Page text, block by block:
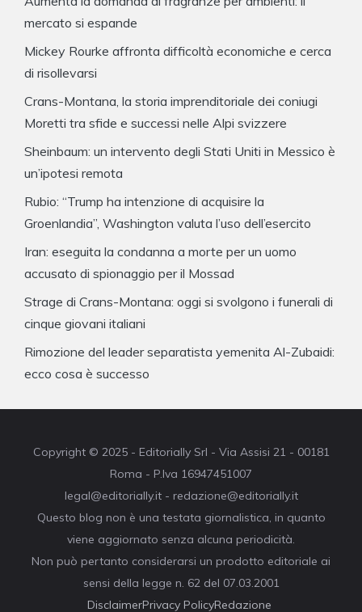
mercato si espande
Mickey Rourke affronta difficoltà economiche e cerca
di risollevarsi
Crans-Montana, la storia imprenditoriale dei coniugi
Moretti tra sfide e successi nelle Alpi svizzere
Sheinbaum: un intervento degli Stati Uniti in Messico è
un’ipotesi remota
Rubio: “Trump ha intenzione di acquisire la
Groenlandia”, Washington valuta l’uso dell’esercito
Iran: eseguita la condanna a morte per un uomo
accusato di spionaggio per il Mossad
Strage di Crans-Montana: oggi si svolgono i funerali di
cinque giovani italiani
Rimozione del leader separatista yemenita Al-Zubaidi:
ecco cosa è successo
Copyright © 2025 - Editorially Srl - Via Assisi 21 - 00181
Roma - P.Iva 16947451007
legal@editorially.it - redazione@editorially.it
Questo blog non è una testata giornalistica, in quanto
viene aggiornato senza alcuna periodicità.
Non può pertanto considerarsi un prodotto editoriale ai
sensi della legge n. 62 del 07.03.2001
DisclaimerPrivacy PolicyRedazione